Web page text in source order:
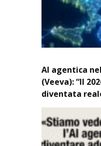
AI agentica
(Veeva): “Il
diventata